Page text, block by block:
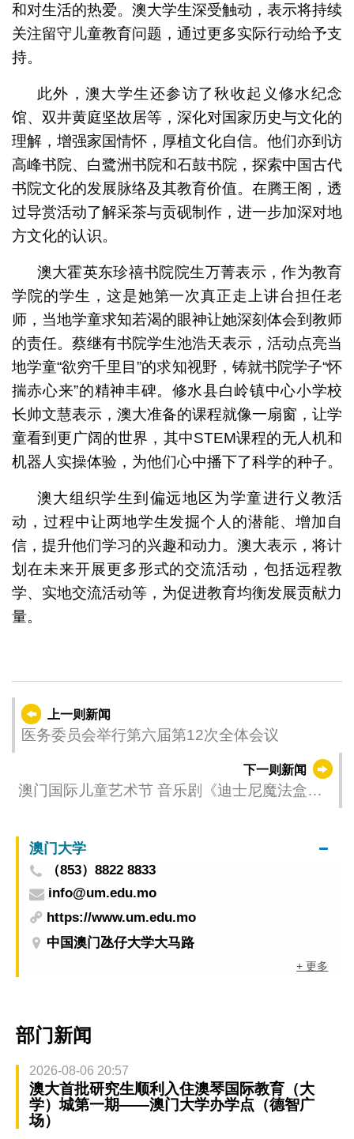
和对生活的热爱。澳大学生深受触动，表示将持续
关注留守儿童教育问题，通过更多实际行动给予支
持。
此外，澳大学生还参访了秋收起义修水纪念
馆、双井黄庭坚故居等，深化对国家历史与文化的
理解，增强家国情怀，厚植文化自信。他们亦到访
高峰书院、白鹭洲书院和石鼓书院，探索中国古代
书院文化的发展脉络及其教育价值。在腾王阁，透
过导赏活动了解采茶与贡砚制作，进一步加深对地
方文化的认识。
澳大霍英东珍禧书院院生万菁表示，作为教育
学院的学生，这是她第一次真正走上讲台担任老
师，当地学童求知若渴的眼神让她深刻体会到教师
的责任。蔡继有书院学生池浩天表示，活动点亮当
地学童“欲穷千里目”的求知视野，铸就书院学子“怀
揣赤心来”的精神丰碑。修水县白岭镇中心小学校
长帅文慧表示，澳大准备的课程就像一扇窗，让学
童看到更广阔的世界，其中STEM课程的无人机和
机器人实操体验，为他们心中播下了科学的种子。
澳大组织学生到偏远地区为学童进行义教活
动，过程中让两地学生发掘个人的潜能、增加自
信，提升他们学习的兴趣和动力。澳大表示，将计
划在未来开展更多形式的交流活动，包括远程教
学、实地交流活动等，为促进教育均衡发展贡献力
量。
上一则新闻
医务委员会举行第六届第12次全体会议
下一则新闻
澳门国际儿童艺术节 音乐剧《迪士尼魔法盒
澳门大学
（853）8822 8833
info@um.edu.mo
https://www.um.edu.mo
中国澳门氹仔大学大马路
+ 更多
部门新闻
2026-08-06 20:57
澳大首批研究生顺利入住澳琴国际教育（大
学）城第一期——澳门大学办学点（德智广
场）